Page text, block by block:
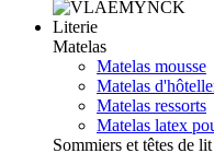
Literie
Matelas
Matelas mousse
Matelas
Matelas ressorts
Matelas latex
Sommiers et têtes de lit